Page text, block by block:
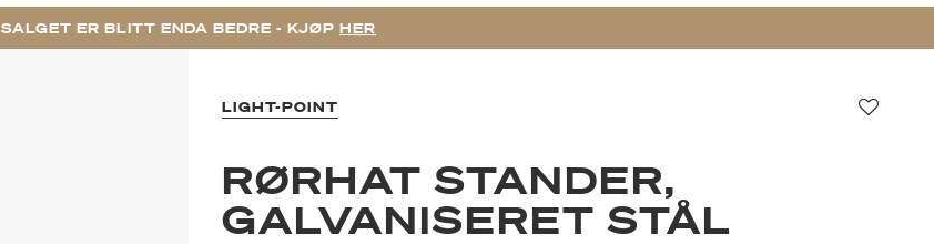
SALGET ER BLITT ENDA BEDRE - KJØP HER
LIGHT-POINT
RØRHAT STANDER,
GALVANISERET STÅL